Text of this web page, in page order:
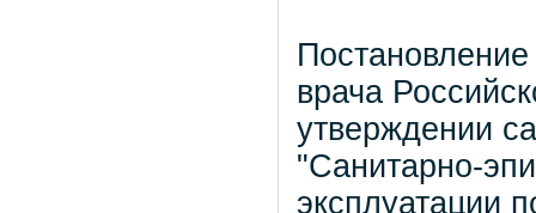
Постановление
врача
утверждении
"Санитарно-
эксплуатации